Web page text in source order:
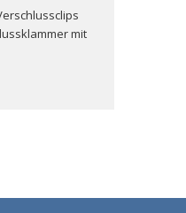
mit